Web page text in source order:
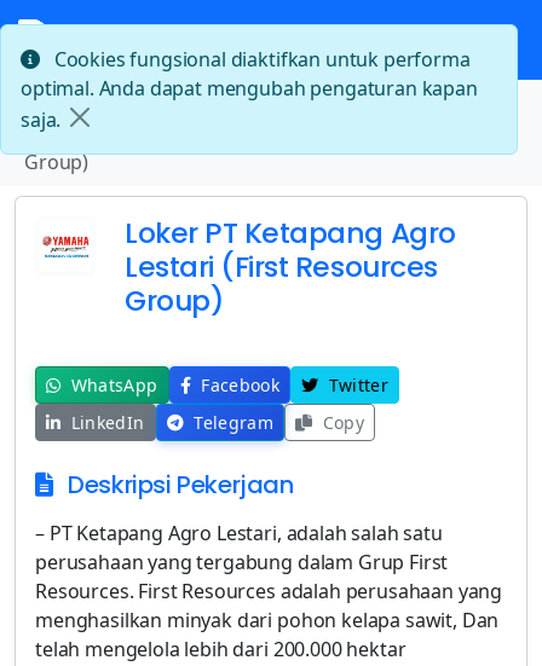
Beranda
Loker PT Ketapang Agro Lestari (First Resources
Group)
Loker PT Ketapang Agro
Lestari (First Resources
Group)
WhatsApp Facebook
Twitter
LinkedIn
Telegram Copy
Deskripsi Pekerjaan
– PT Ketapang Agro Lestari, adalah salah satu
perusahaan yang tergabung dalam Grup First
Resources. First Resources adalah perusahaan yang
menghasilkan minyak dari pohon kelapa sawit, Dan
telah mengelola lebih dari 200.000 hektar
Cookies fungsional diaktifkan untuk performa
optimal. Anda dapat mengubah pengaturan kapan
saja.